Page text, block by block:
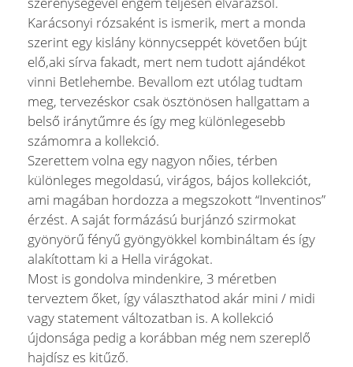
Karácsonyi rózsaként is ismerik, mert a monda
szerint egy kislány könnycseppét követően bújt
elő,aki sírva fakadt, mert nem tudott ajándékot
vinni Betlehembe. Bevallom ezt utólag tudtam
meg, tervezéskor csak ösztönösen hallgattam a
belső iránytűmre és így meg különlegesebb
számomra a kollekció.
Szerettem volna egy nagyon nőies, térben
különleges megoldasú, virágos, bájos kollekciót,
ami magában hordozza a megszokott “Inventinos”
érzést. A saját formázású burjánzó szirmokat
gyönyörű fényű gyöngyökkel kombináltam és így
alakítottam ki a Hella virágokat.
Most is gondolva mindenkire, 3 méretben
terveztem őket, így választhatod akár mini / midi
vagy statement változatban is. A kollekció
újdonsága pedig a korábban még nem szereplő
hajdísz es kitűző.